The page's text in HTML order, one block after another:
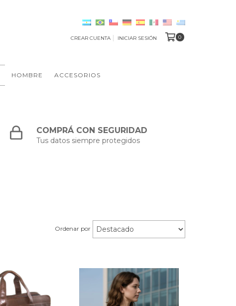
CREAR CUENTA INICIAR SESIÓN 0
HOMBRE ACCESORIOS
COMPRÁ CON SEGURIDAD
Tus datos siempre protegidos
Ordenar por